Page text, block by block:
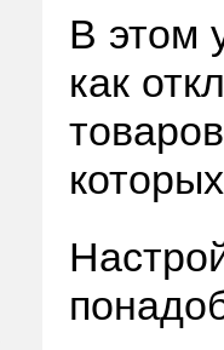
В этом
как